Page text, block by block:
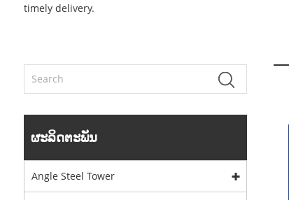
timely delivery.
ຜະລິດຕະພັນ
Angle Steel Tower